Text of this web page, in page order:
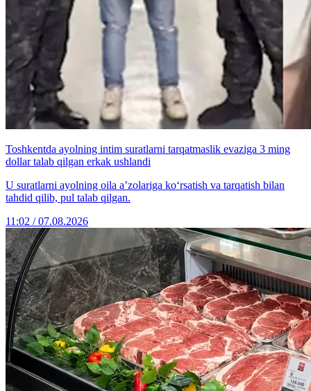
Toshkentda ayolning intim suratlarni tarqatmaslik evaziga 3 ming
dollar talab qilgan erkak ushlandi
U suratlarni ayolning oila a’zolariga ko‘rsatish va tarqatish bilan
tahdid qilib, pul talab qilgan.
11:02 / 07.08.2026